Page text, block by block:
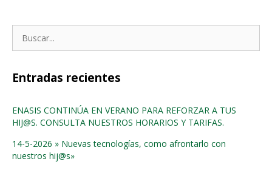
Entradas recientes
ENASIS CONTINÚA EN VERANO PARA REFORZAR A TUS
HIJ@S. CONSULTA NUESTROS HORARIOS Y TARIFAS.
14-5-2026 » Nuevas tecnologías, como afrontarlo con
nuestros hij@s»